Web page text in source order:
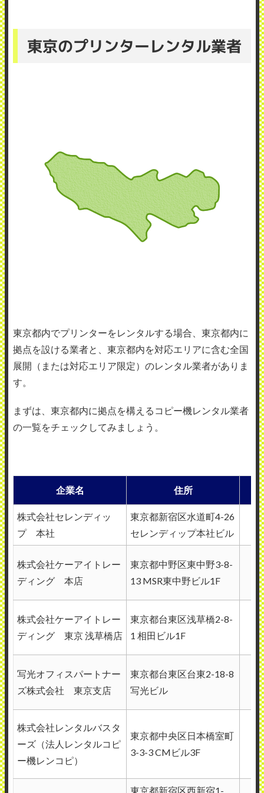
東京のプリンターレンタル業者
東京都内でプリンターをレンタルする場合、東京都内に
拠点を設ける業者と、東京都内を対応エリアに含む全国
展開（または対応エリア限定）のレンタル業者がありま
す。
まずは、東京都内に拠点を構えるコピー機レンタル業者
の一覧をチェックしてみましょう。
企業名 住所
株式会社セレンディッ
プ 本社
東京都新宿区水道町4-26
セレンディップ本社ビル
株式会社ケーアイトレー
ディング 本店
東京都中野区東中野3-8-
13 MSR東中野ビル1F
株式会社ケーアイトレー
ディング 東京 浅草橋店
東京都台東区浅草橋2-8-
1 相田ビル1F
写光オフィスパートナー
ズ株式会社 東京支店
東京都台東区台東2-18-8
写光ビル
株式会社レンタルバスタ
ーズ（法人レンタルコピ
ー機レンコピ）
東京都中央区日本橋室町
3-3-3 CMビル3F
東京都新宿区西新宿1-